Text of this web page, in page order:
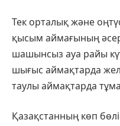
Тек орталық және
қысым аймағының
шашынсыз ауа райы
шығыс аймақтарда
таулы аймақтарда
Қазақстанның көп